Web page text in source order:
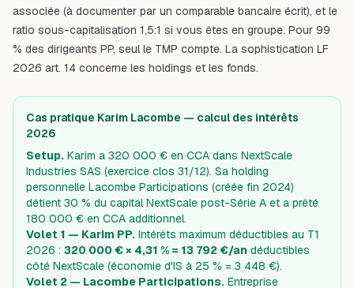
associée (à documenter par un comparable bancaire écrit), et le
ratio sous-capitalisation 1,5:1 si vous êtes en groupe. Pour 99
% des dirigeants PP, seul le TMP compte. La sophistication LF
2026 art. 14 concerne les holdings et les fonds.
Cas pratique Karim Lacombe — calcul des intérêts
2026
Setup. Karim a 320 000 € en CCA dans NextScale
Industries SAS (exercice clos 31/12). Sa holding
personnelle Lacombe Participations (créée fin 2024)
détient 30 % du capital NextScale post-Série A et a prêté
180 000 € en CCA additionnel.
Volet 1 — Karim PP. Intérêts maximum déductibles au T1
2026 : 320 000 € × 4,31 % = 13 792 €/an déductibles
côté NextScale (économie d'IS à 25 % = 3 448 €).
Volet 2 — Lacombe Participations. Entreprise